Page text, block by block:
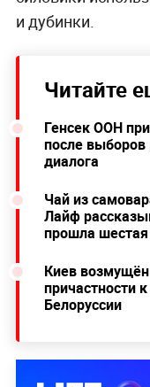
и дубинки.
Читайте
Генсек ООН
после выборов
диалога
Чай из
Лайф
прошла шестая
Киев
причастности
Белоруссии